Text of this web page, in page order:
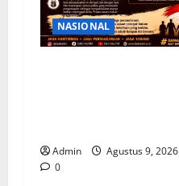
NASIONAL
Admin
Agustus 9, 2026
0